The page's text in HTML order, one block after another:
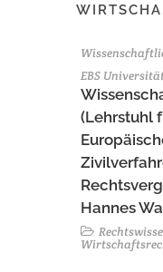
EBS
(Lehrstuhl
Hannes